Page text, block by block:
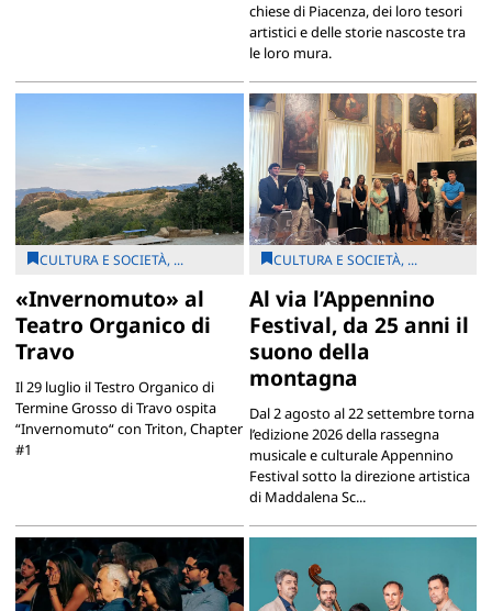
chiese di Piacenza, dei loro tesori
artistici e delle storie nascoste tra
le loro mura.
CULTURA E SOCIETÀ, ...
«Invernomuto» al
Teatro Organico di
Travo
Il 29 luglio il Testro Organico di
Termine Grosso di Travo ospita
“Invernomuto“ con Triton, Chapter
#1
CULTURA E SOCIETÀ, ...
Al via l’Appennino
Festival, da 25 anni il
suono della
montagna
Dal 2 agosto al 22 settembre torna
l’edizione 2026 della rassegna
musicale e culturale Appennino
Festival sotto la direzione artistica
di Maddalena Sc...